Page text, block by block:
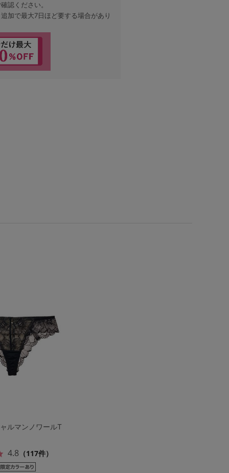
認ください。
加で最大7日ほど要する場合があり
ルマンノワールT
4.8（117件）